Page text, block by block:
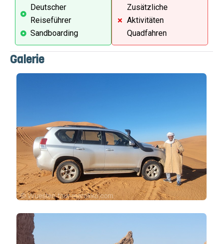
Deutscher
Reiseführer
Sandboarding
Zusätzliche
Aktivitäten
Quadfahren
Galerie